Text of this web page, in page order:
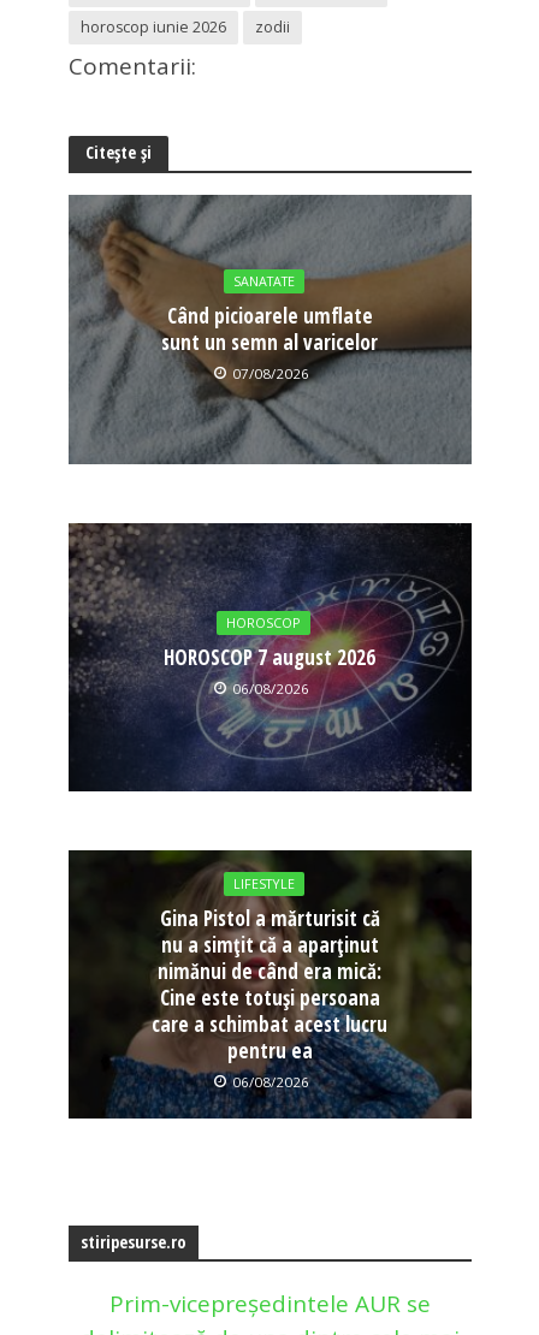
horoscop iunie 2026
zodii
Comentarii:
Citește și
SANATATE
Când picioarele umflate
sunt un semn al varicelor
07/08/2026
HOROSCOP
HOROSCOP 7 august 2026
06/08/2026
LIFESTYLE
Gina Pistol a mărturisit că
nu a simțit că a aparținut
nimănui de când era mică:
Cine este totuși persoana
care a schimbat acest lucru
pentru ea
06/08/2026
stiripesurse.ro
Prim-vicepreședintele AUR se